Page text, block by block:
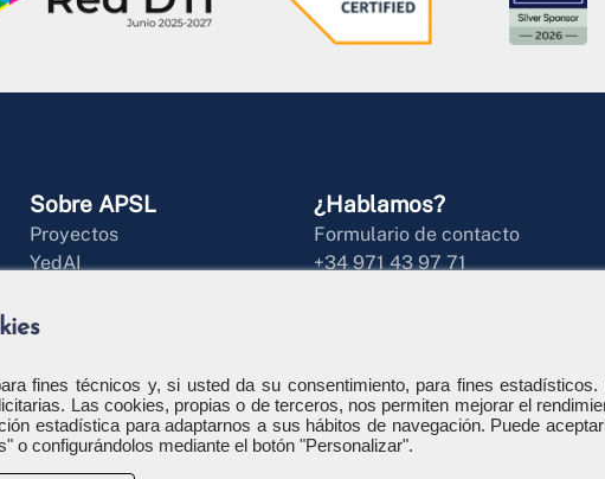
Sobre APSL
Proyectos
YedAI
Nuestra historia
Blog
¿Hablamos?
Formulario de contacto
+34 971 43 97 71
fines técnicos y, si usted da su consentimiento, para fines estadísticos.
Las cookies, propias o de terceros, nos permiten mejorar el
estadística para adaptarnos a sus hábitos de navegación. Puede
o configurándolos mediante el botón "Personalizar".